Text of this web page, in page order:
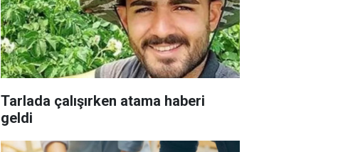
Tarlada çalışırken atama haberi
geldi